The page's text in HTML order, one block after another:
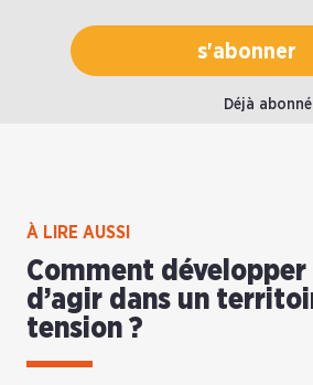
s'abonner
Déjà
À LIRE AUSSI
Comment
d’agir dans un
tension ?